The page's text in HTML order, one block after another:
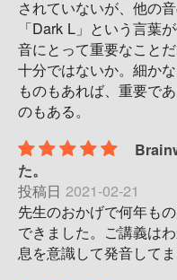
されていないが、他の
「Dark L」という言葉
音にとって重要なこと
十分ではないか。細か
ものもあれば、重要で
のもある。
た。
投稿日 2021-02-21
先生のおかげで何年も
できました。ご講義は
息を意識して発音してま